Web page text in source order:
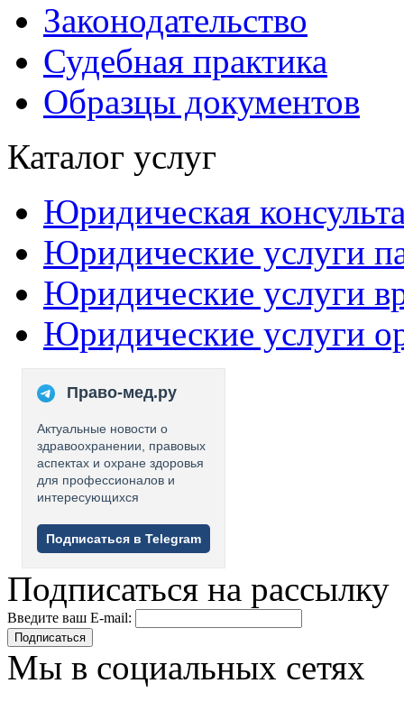
Законодательство
Судебная практика
Образцы документов
Каталог услуг
Юридическая
Юридические услуги
Юридические услуги
Юридические услуги
Право-мед.ру
Актуальные новости о
здравоохранении, правовых
аспектах и охране здоровья
для профессионалов и
интересующихся
Подписаться в Telegram
Подписаться на рассылку
Введите ваш E-mail:
Подписаться
Мы в социальных сетях